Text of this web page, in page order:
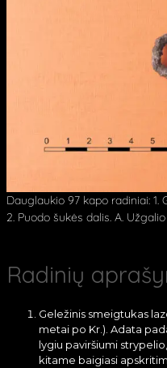
Dauglaukio 97 kapo radiniai:
2. Puodo šukės dalis. A.
Radinių
Geležinis smeigtukas
metai po Kr.). Adata
lygiu paviršiumi
kitame baigiasi